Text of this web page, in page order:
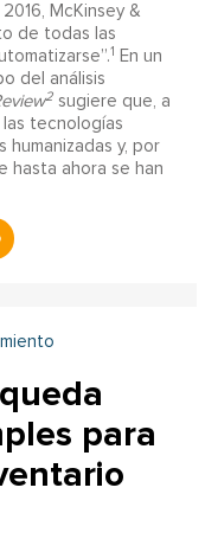
McKinsey &
de todas las
1
En un
del análisis
2sugiere que, a
tecnologías
humanizadas y, por
hasta ahora se han
para